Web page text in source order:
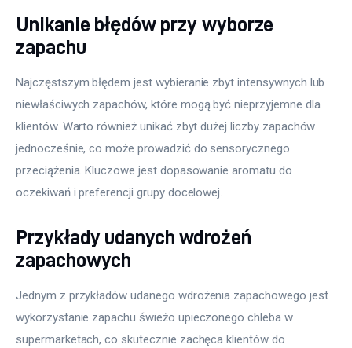
Unikanie błędów przy wyborze
zapachu
Najczęstszym błędem jest wybieranie zbyt intensywnych lub
niewłaściwych zapachów, które mogą być nieprzyjemne dla
klientów. Warto również unikać zbyt dużej liczby zapachów
jednocześnie, co może prowadzić do sensorycznego
przeciążenia. Kluczowe jest dopasowanie aromatu do
oczekiwań i preferencji grupy docelowej.
Przykłady udanych wdrożeń
zapachowych
Jednym z przykładów udanego wdrożenia zapachowego jest
wykorzystanie zapachu świeżo upieczonego chleba w
supermarketach, co skutecznie zachęca klientów do